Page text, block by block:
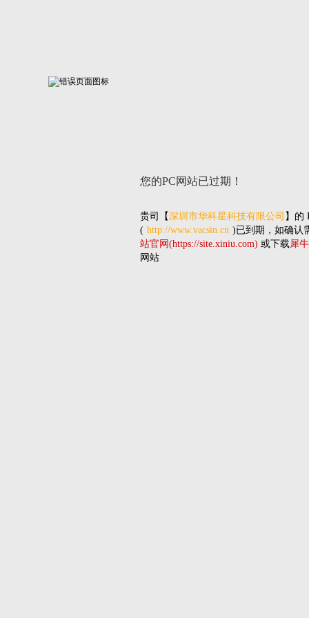
您的PC网站已过期！
贵司 【深圳市华科星科技有限公司 】的
( http://www.vacsin.cn )已到期，如确认
站官网(https://site.xiniu.com) 或下载犀
网站